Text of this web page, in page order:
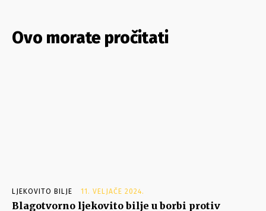
Ovo morate pročitati
LJEKOVITO BILJE 11. VELJAČE 2024.
Blagotvorno ljekovito bilje u borbi protiv